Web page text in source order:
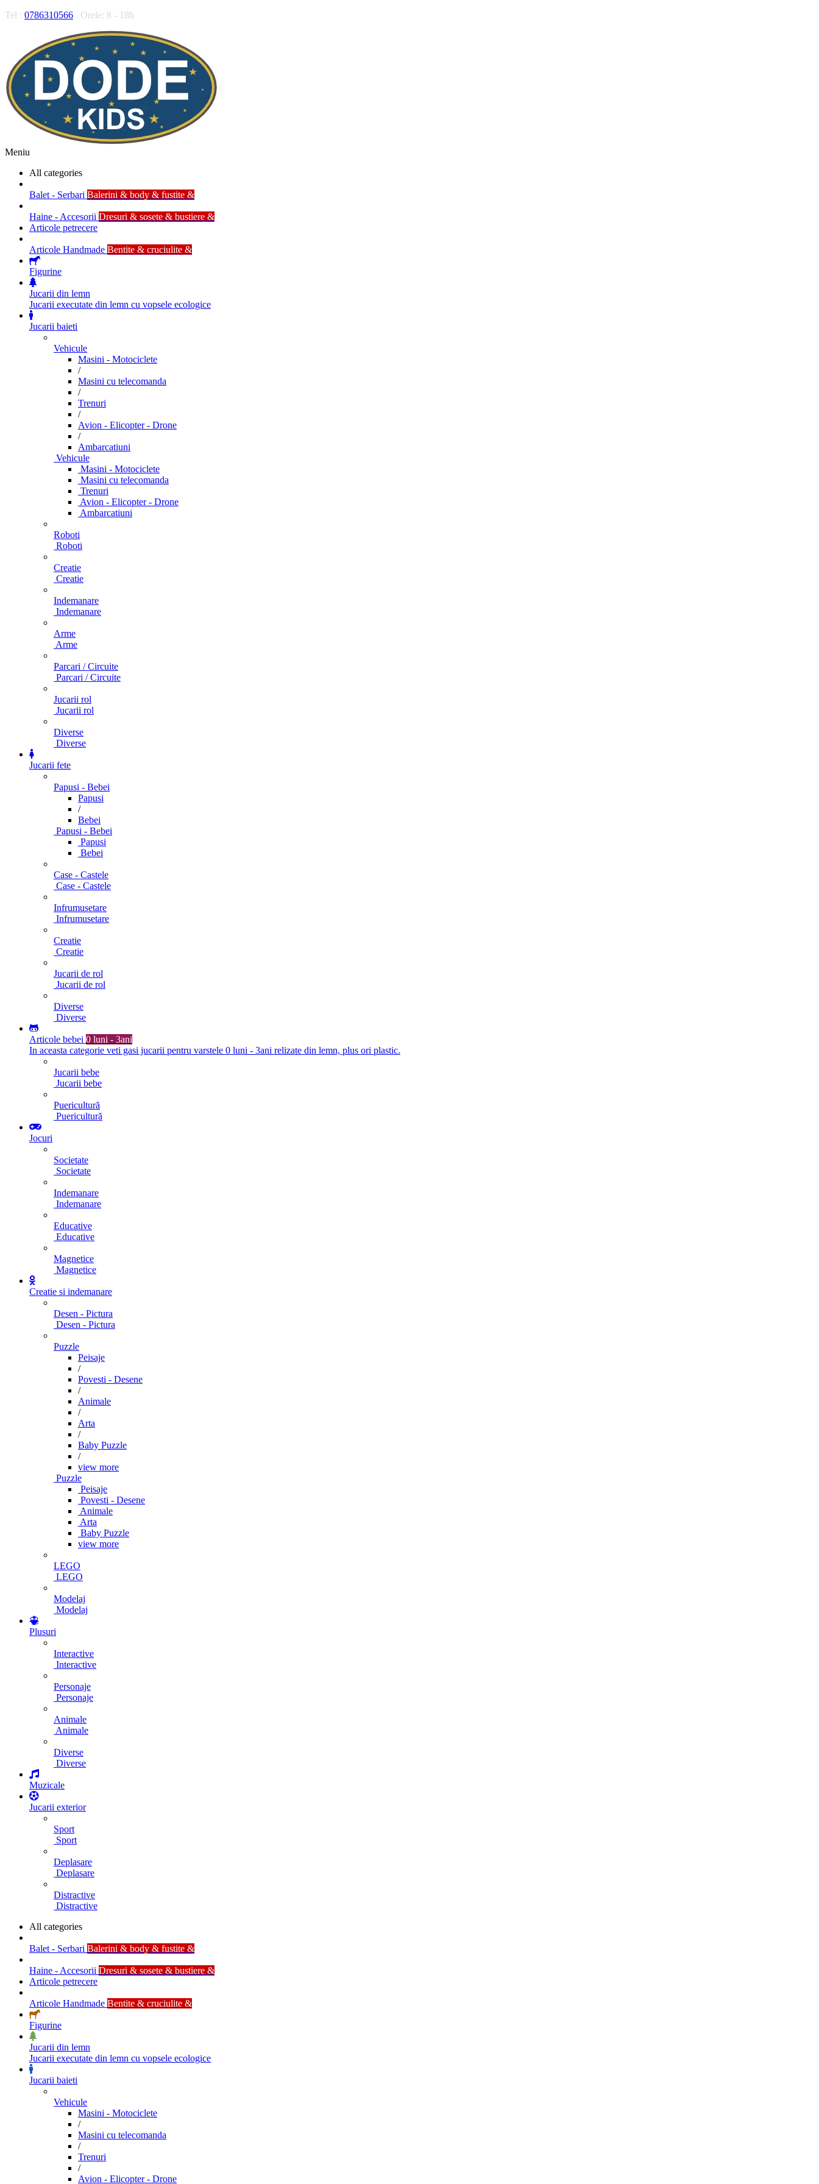
Tel : 0786310566 Orele: 8 - 18h
Meniu
All categories
Balet - Serbari Balerini & body & fustite &
Haine - Accesorii Dresuri & sosete & bustiere &
Articole petrecere
Articole Handmade Bentite & cruciulite &
Figurine
Jucarii din lemn
Jucarii executate din lemn cu vopsele ecologice
Jucarii baieti
Vehicule
Masini - Motociclete
/
Masini cu telecomanda
/
Trenuri
/
Avion - Elicopter - Drone
/
Ambarcatiuni
Vehicule
Masini - Motociclete
Masini cu telecomanda
Trenuri
Avion - Elicopter - Drone
Ambarcatiuni
Roboti
Roboti
Creatie
Creatie
Indemanare
Indemanare
Arme
Arme
Parcari / Circuite
Parcari / Circuite
Jucarii rol
Jucarii rol
Diverse
Diverse
Jucarii fete
Papusi - Bebei
Papusi
/
Bebei
Papusi - Bebei
Papusi
Bebei
Case - Castele
Case - Castele
Infrumusetare
Infrumusetare
Creatie
Creatie
Jucarii de rol
Jucarii de rol
Diverse
Diverse
Articole bebei 0 luni - 3ani
In aceasta categorie veti gasi jucarii pentru varstele 0 luni - 3ani relizate din lemn, plus ori plastic.
Jucarii bebe
Jucarii bebe
Puericultură
Puericultură
Jocuri
Societate
Societate
Indemanare
Indemanare
Educative
Educative
Magnetice
Magnetice
Creatie si indemanare
Desen - Pictura
Desen - Pictura
Puzzle
Peisaje
/
Povesti - Desene
/
Animale
/
Arta
/
Baby Puzzle
/
view more
Puzzle
Peisaje
Povesti - Desene
Animale
Arta
Baby Puzzle
view more
LEGO
LEGO
Modelaj
Modelaj
Plusuri
Interactive
Interactive
Personaje
Personaje
Animale
Animale
Diverse
Diverse
Muzicale
Jucarii exterior
Sport
Sport
Deplasare
Deplasare
Distractive
Distractive
All categories
Balet - Serbari Balerini & body & fustite &
Haine - Accesorii Dresuri & sosete & bustiere &
Articole petrecere
Articole Handmade Bentite & cruciulite &
Figurine
Jucarii din lemn
Jucarii executate din lemn cu vopsele ecologice
Jucarii baieti
Vehicule
Masini - Motociclete
/
Masini cu telecomanda
/
Trenuri
/
Avion - Elicopter - Drone